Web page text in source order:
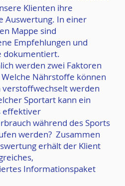
Klienten ihre
Auswertung. In einer
Mappe sind
Empfehlungen und
dokumentiert.
werden zwei Faktoren
Nährstoffe können
verstoffwechselt werden
Sportart kann ein
effektiver
während des Sports
werden? Zusammen
erhält der Klient
Informationspaket